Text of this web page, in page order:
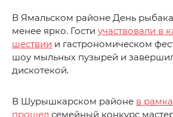
В Ямальском районе День
менее ярко. Гости участвовали в
шествии и гастрономическом
шоу мыльных пузырей и
дискотекой.
В Шурышкарском районе в
прошел семейный конкурс